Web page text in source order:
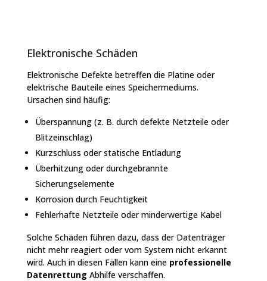
Elektronische Schäden
Elektronische Defekte betreffen die Platine oder
elektrische Bauteile eines Speichermediums.
Ursachen sind häufig:
Überspannung (z. B. durch defekte Netzteile oder
Blitzeinschlag)
Kurzschluss oder statische Entladung
Überhitzung oder durchgebrannte
Sicherungselemente
Korrosion durch Feuchtigkeit
Fehlerhafte Netzteile oder minderwertige Kabel
Solche Schäden führen dazu, dass der Datenträger
nicht mehr reagiert oder vom System nicht erkannt
wird. Auch in diesen Fällen kann eine professionelle
Datenrettung Abhilfe verschaffen.